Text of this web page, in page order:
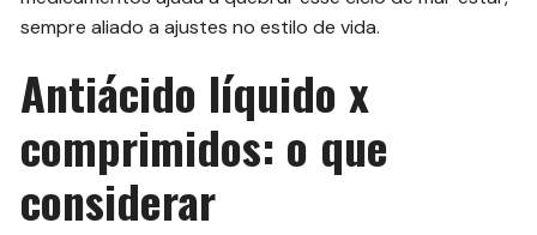
sempre aliado a ajustes no estilo de vida.
Antiácido líquido x
comprimidos: o que
considerar